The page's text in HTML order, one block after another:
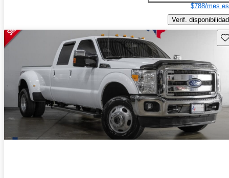
$788/mes
Verif. disponibilidad